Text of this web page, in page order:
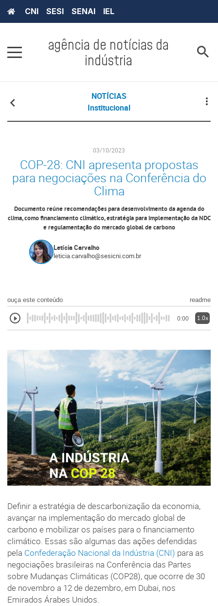
CNI SESI SENAI IEL
agência de notícias da
indústria
NOTÍCIAS
Institucional
03/10/2023
COP-28: CNI apresenta propostas
para negociações na Conferência do
Clima
Documento reúne recomendações para desenvolvimento da agenda do
clima, como financiamento climático, estratégia para implementação da NDC
e regulamentação do mercado global de carbono
Letícia Carvalho
leticia.carvalho@sesicni.com.br
ouça este conteúdo readme
0:00 1.0x
Definir a estratégia de descarbonização da economia,
avançar na implementação do mercado global de
carbono e mobilizar os países para o financiamento
climático. Essas são algumas das ações defendidas
pela Confederação Nacional da Indústria (CNI) para as
negociações brasileiras na Conferência das Partes
sobre Mudanças Climáticas (COP28), que ocorre de 30
de novembro a 12 de dezembro, em Dubai, nos
Emirados Árabes Unidos.